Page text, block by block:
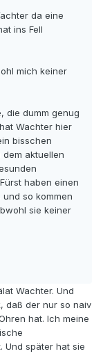
da eine
ins Fell
mich keiner
die dumm genug
Wachter hier
bisschen
aktuellen
haben einen
so kommen
sie keiner
Wachter. Und
daß der nur so naiv
hat. Ich meine
Und später hat sie